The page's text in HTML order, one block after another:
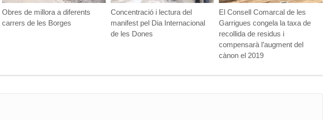
Obres de millora a diferents
carrers de les Borges
Concentració i lectura del
manifest pel Dia Internacional
de les Dones
El Consell Comarcal de les
Garrigues congela la taxa de
recollida de residus i
compensarà l’augment del
cànon el 2019